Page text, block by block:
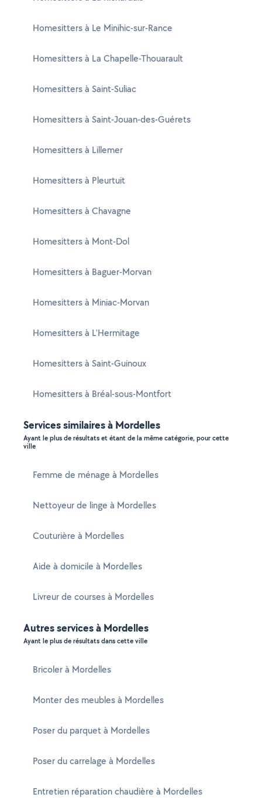
Homesitters à Le Minihic-sur-Rance
Homesitters à La Chapelle-Thouarault
Homesitters à Saint-Suliac
Homesitters à Saint-Jouan-des-Guérets
Homesitters à Lillemer
Homesitters à Pleurtuit
Homesitters à Chavagne
Homesitters à Mont-Dol
Homesitters à Baguer-Morvan
Homesitters à Miniac-Morvan
Homesitters à L'Hermitage
Homesitters à Saint-Guinoux
Homesitters à Bréal-sous-Montfort
Services similaires à Mordelles
Ayant le plus de résultats et étant de la même catégorie, pour cette
ville
Femme de ménage à Mordelles
Nettoyeur de linge à Mordelles
Couturière à Mordelles
Aide à domicile à Mordelles
Livreur de courses à Mordelles
Autres services à Mordelles
Ayant le plus de résultats dans cette ville
Bricoler à Mordelles
Monter des meubles à Mordelles
Poser du parquet à Mordelles
Poser du carrelage à Mordelles
Entretien réparation chaudière à Mordelles